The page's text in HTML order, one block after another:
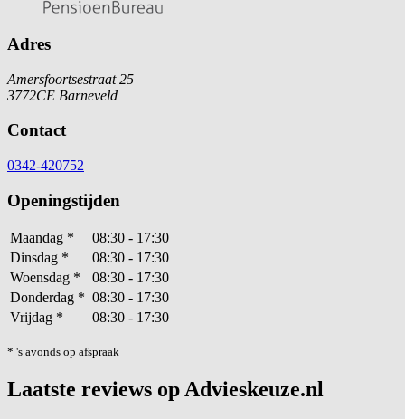
Adres
Amersfoortsestraat 25
3772CE Barneveld
Contact
0342-420752
Openingstijden
Maandag *
08:30 - 17:30
Dinsdag *
08:30 - 17:30
Woensdag *
08:30 - 17:30
Donderdag * 08:30 - 17:30
Vrijdag * 08:30 - 17:30
* 's avonds op afspraak
Laatste reviews op Advieskeuze.nl